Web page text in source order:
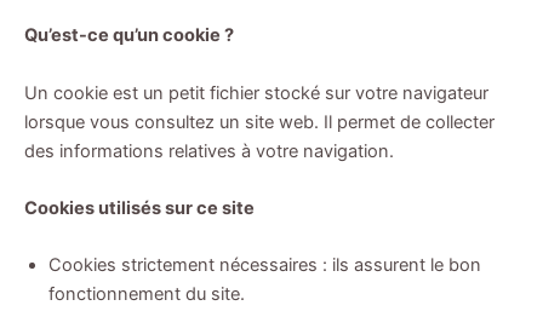
Qu’est-ce qu’un cookie ?
Un cookie est un petit fichier stocké sur votre navigateur
lorsque vous consultez un site web. Il permet de collecter
des informations relatives à votre navigation.
Cookies utilisés sur ce site
Cookies strictement nécessaires : ils assurent le bon
fonctionnement du site.